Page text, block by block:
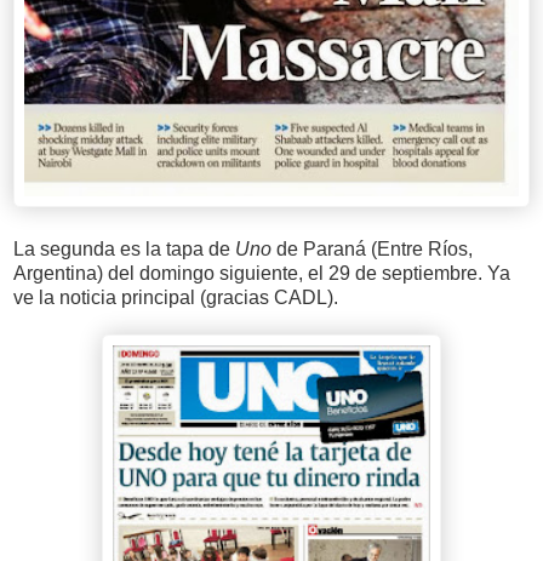
La segunda es la tapa de Uno de Paraná (Entre Ríos,
Argentina) del domingo siguiente, el 29 de septiembre. Ya
ve la noticia principal (gracias CADL).